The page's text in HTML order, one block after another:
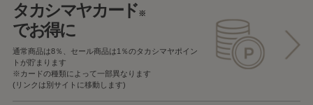
タカシマヤカード※
でお得に
通常商品は8％、セール商品は1％のタカシマヤポイン
トが貯まります
※カードの種類によって一部異なります
(リンクは別サイトに移動します)